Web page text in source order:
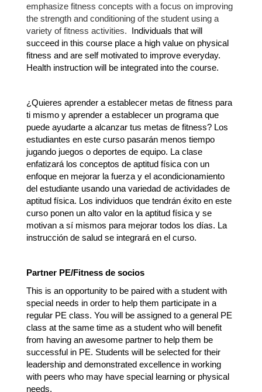
emphasize fitness concepts with a focus on improving
the strength and conditioning of the student using a
variety of fitness activities. Individuals that will
succeed in this course place a high value on physical
fitness and are self motivated to improve everyday.
Health instruction will be integrated into the course.
¿Quieres aprender a establecer metas de fitness para
ti mismo y aprender a establecer un programa que
puede ayudarte a alcanzar tus metas de fitness? Los
estudiantes en este curso pasarán menos tiempo
jugando juegos o deportes de equipo. La clase
enfatizará los conceptos de aptitud física con un
enfoque en mejorar la fuerza y el acondicionamiento
del estudiante usando una variedad de actividades de
aptitud física. Los individuos que tendrán éxito en este
curso ponen un alto valor en la aptitud física y se
motivan a sí mismos para mejorar todos los días. La
instrucción de salud se integrará en el curso.
Partner PE/Fitness de socios
This is an opportunity to be paired with a student with
special needs in order to help them participate in a
regular PE class. You will be assigned to a general PE
class at the same time as a student who will benefit
from having an awesome partner to help them be
successful in PE. Students will be selected for their
leadership and demonstrated excellence in working
with peers who may have special learning or physical
needs.